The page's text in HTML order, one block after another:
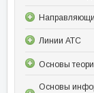
Линии АТС
Основы
Основы